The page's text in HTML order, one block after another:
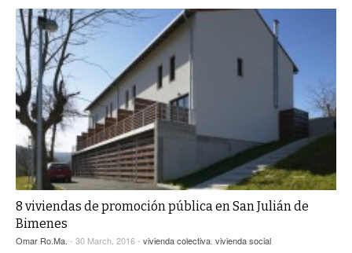
8 viviendas de promoción pública en San Julián de
Bimenes
Omar Ro.Ma. - 30 March, 2016 - vivienda colectiva vivienda social